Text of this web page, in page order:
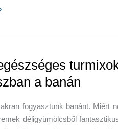
a banán
fogyasztunk banánt. Miért
déligyümölcsből